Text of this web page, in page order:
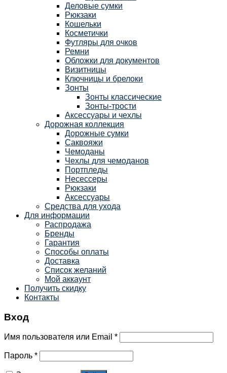
Деловые сумки
Рюкзаки
Кошельки
Косметички
Футляры для очков
Ремни
Обложки для документов
Визитницы
Ключницы и брелоки
Зонты
Зонты классические
Зонты-трости
Аксессуары и чехлы
Дорожная коллекция
Дорожные сумки
Саквояжи
Чемоданы
Чехлы для чемоданов
Портпледы
Несессеры
Рюкзаки
Аксессуары
Средства для ухода
Для информации
Распродажа
Бренды
Гарантия
Способы оплаты
Доставка
Список желаний
Мой аккаунт
Получить скидку
Контакты
Вход
Имя пользователя или Email *
Пароль *